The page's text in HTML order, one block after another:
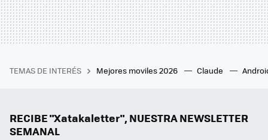
TEMAS DE INTERÉS Mejores moviles 2026 Claude
RECIBE "Xatakaletter", NUESTRA NEWSLETTER
SEMANAL